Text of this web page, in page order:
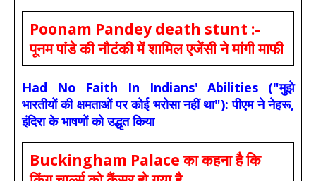
Poonam Pandey death stunt :-
पूनम पांडे की नौटंकी में शामिल एजेंसी ने मांगी माफी
Had No Faith In Indians' Abilities ("मुझे
भारतीयों की क्षमताओं पर कोई भरोसा नहीं था"): पीएम ने नेहरू,
इंदिरा के भाषणों को उद्धृत किया
Buckingham Palace का कहना है कि